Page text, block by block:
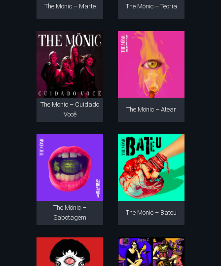
The Mönic – Marte The Mönic – Teoria
The Monic – Cuidado
Você
The Mönic – Atear
The Mönic –
Sabotagem
The Monic – Bateu